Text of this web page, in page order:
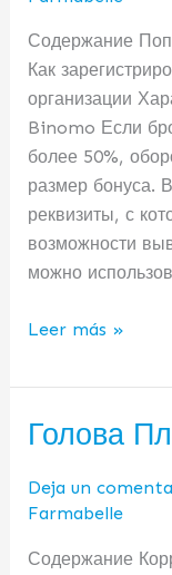
Содержание
Как
организации
Binomo Если
более 50%,
размер бонуса.
реквизиты, с
возможности
можно
Leer más »
Голова
Deja un
Farmabelle
Содержание
Голова
Трейдинг